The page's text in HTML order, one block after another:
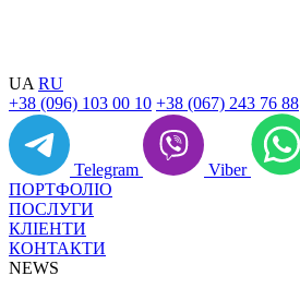
UA RU
+38 (096) 103 00 10 +38 (067) 243 76 88
Telegram Viber
ПОРТФОЛІО
ПОСЛУГИ
КЛІЕНТИ
КОНТАКТИ
NEWS